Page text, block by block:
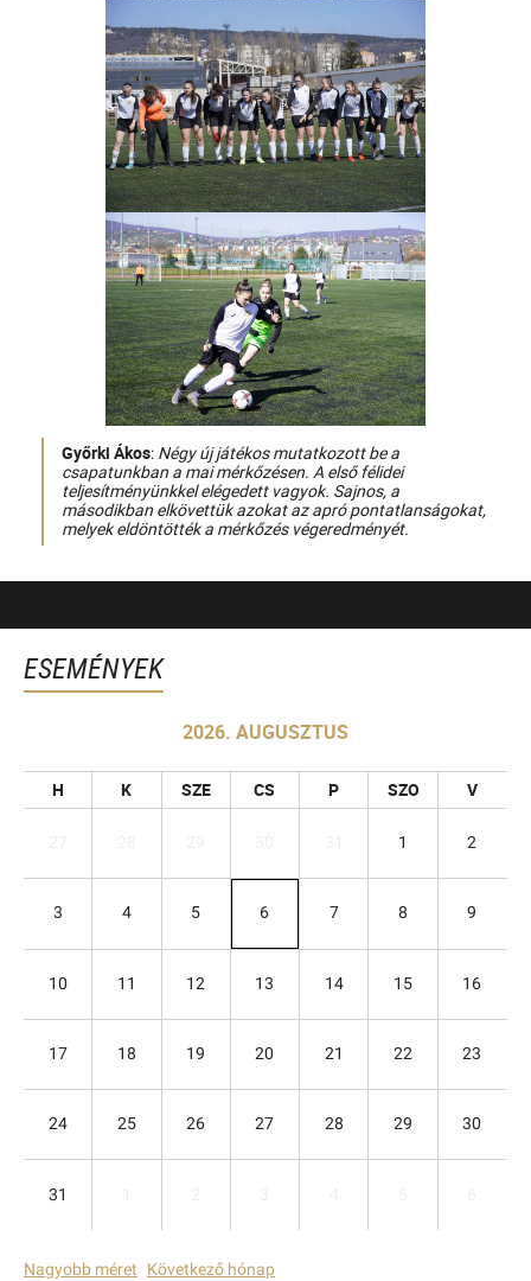
Győrki Ákos: Négy új játékos mutatkozott be a
csapatunkban a mai mérkőzésen. A első félidei
teljesítményünkkel elégedett vagyok. Sajnos, a
másodikban elkövettük azokat az apró pontatlanságokat,
melyek eldöntötték a mérkőzés végeredményét.
ESEMÉNYEK
2026. AUGUSZTUS
H K SZE CS P SZO V
1 2
3 4 5 6 7 8 9
10 11 12 13 14 15 16
17 18 19 20 21 22 23
24 25 26 27 28 29 30
31
Nagyobb méret Következő hónap